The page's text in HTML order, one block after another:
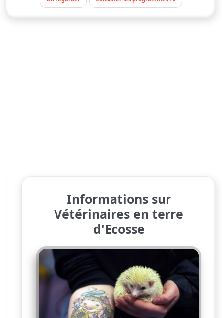
Informations sur
Vétérinaires en terre
d'Ecosse